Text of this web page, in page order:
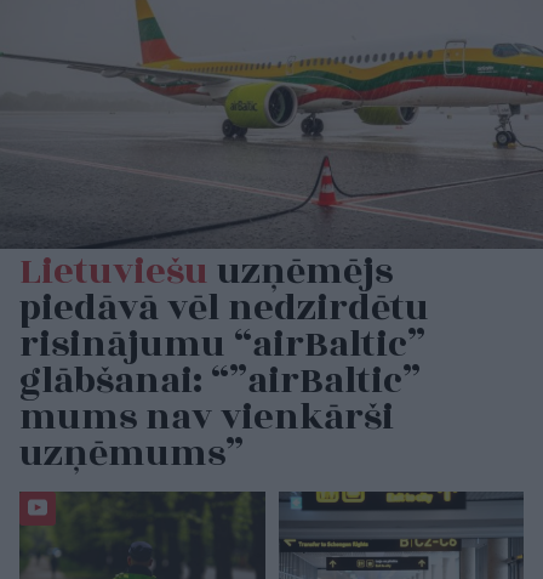
Lietuviešuuzņēmējs
piedāvā vēl nedzirdētu
risinājumu “airBaltic”
glābšanai: “”airBaltic”
mums nav vienkārši
uzņēmums”